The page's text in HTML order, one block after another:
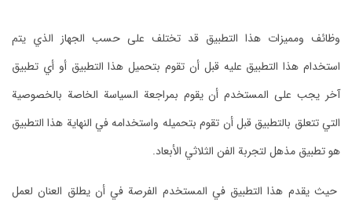
وظائف ومميزات هذا التطبيق قد تختلف على حسب الجهاز الذي يتم
استخدام هذا التطبيق عليه قبل أن تقوم بتحميل هذا التطبيق أو أي تطبيق
آخر يجب على المستخدم أن يقوم بمراجعة السياسة الخاصة بالخصوصية
التي تتعلق بالتطبيق قبل أن تقوم بتحميله واستخدامه في النهاية هذا التطبيق
هو تطبيق مذهل لتجربة الفن الثلاثي الأبعاد.
حيث يقدم هذا التطبيق في المستخدم الفرصة في أن يطلق العنان لعمل